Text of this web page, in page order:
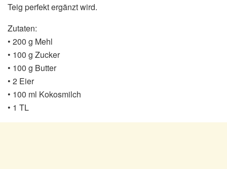
Teig perfekt ergänzt wird.
Zutaten:
• 200 g Mehl
• 100 g Zucker
• 100 g Butter
• 2 Eier
• 100 ml Kokosmilch
• 1 TL